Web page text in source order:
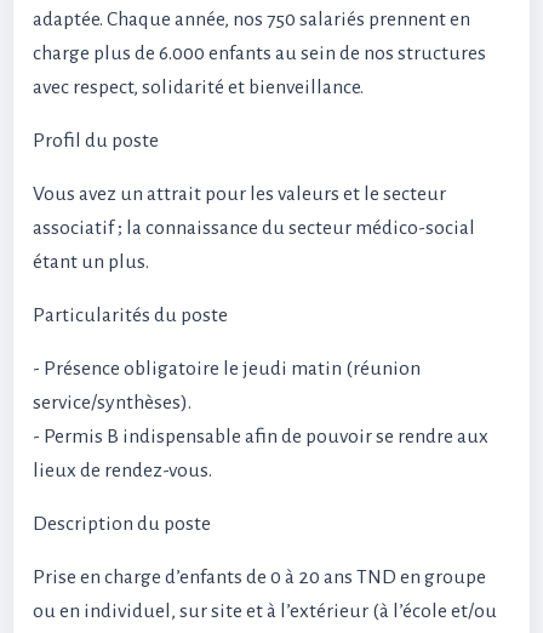
adaptée. Chaque année, nos 750 salariés prennent en
charge plus de 6.000 enfants au sein de nos structures
avec respect, solidarité et bienveillance.
Profil du poste
Vous avez un attrait pour les valeurs et le secteur
associatif ; la connaissance du secteur médico-social
étant un plus.
Particularités du poste
- Présence obligatoire le jeudi matin (réunion
service/synthèses).
- Permis B indispensable afin de pouvoir se rendre aux
lieux de rendez-vous.
Description du poste
Prise en charge d’enfants de 0 à 20 ans TND en groupe
ou en individuel, sur site et à l’extérieur (à l’école et/ou